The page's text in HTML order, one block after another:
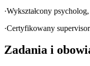
·Wykształcony
·Certyfikowany supervisor
Zadania i